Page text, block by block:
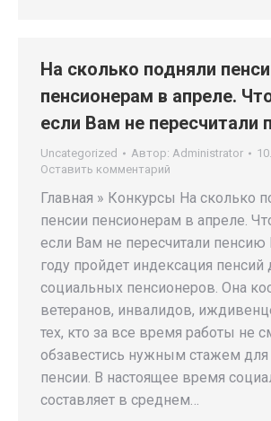
На сколько подняли
пенсионерам в апреле.
если Вам не пересчитали
Uncategorized Автор: Administrator
Оставить комментарий
Главная » Конкурсы На сколько
пенсии пенсионерам в апреле.
если Вам не пересчитали
году пройдет индексация пенсий
социальных пенсионеров. Она
ветеранов, инвалидов,
тех, кто за все время работы не
обзавестись нужным стажем для
пенсии. В настоящее время
составляет в среднем…